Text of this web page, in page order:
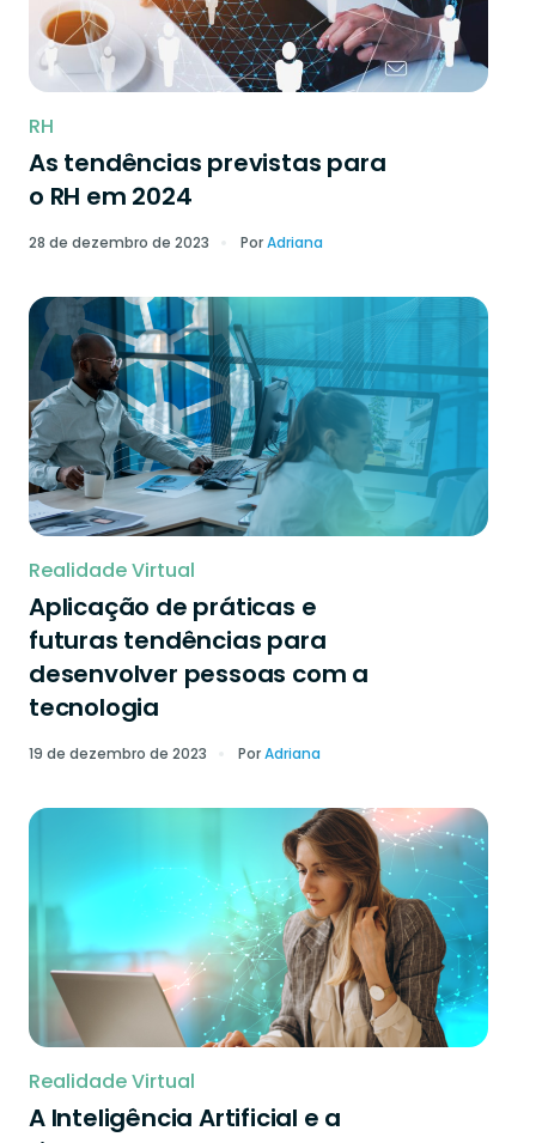
RH
As tendências previstas para
o RH em 2024
28 de dezembro de 2023 PorAdriana
Realidade Virtual
Aplicação de práticas e
futuras tendências para
desenvolver pessoas com a
tecnologia
19 de dezembro de 2023 PorAdriana
Realidade Virtual
A Inteligência Artificial e a